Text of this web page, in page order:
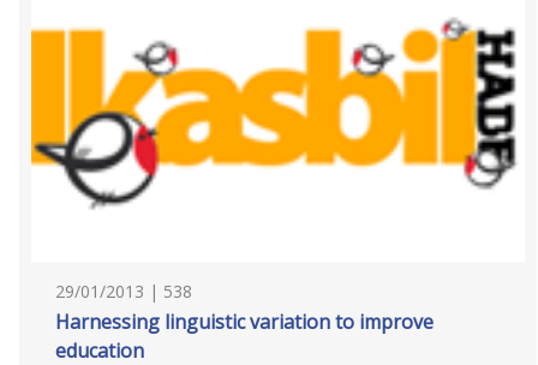
29/01/2013 | 538
Harnessing linguistic variation to improve
education